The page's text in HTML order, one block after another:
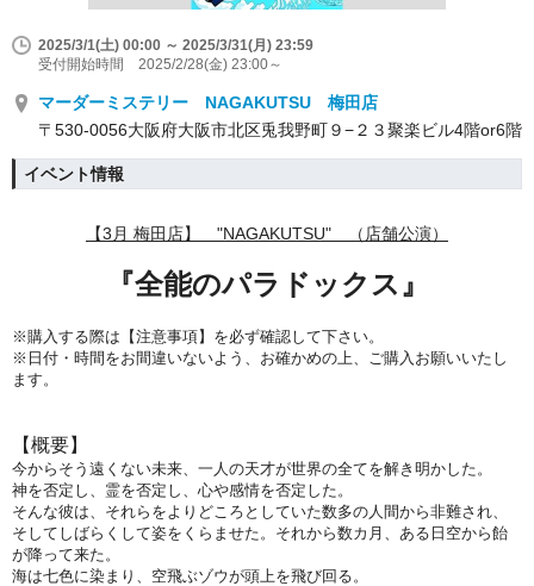
2025/3/1(土) 00:00 ～ 2025/3/31(月) 23:59
受付開始時間 2025/2/28(金) 23:00～
マーダーミステリー NAGAKUTSU 梅田店
〒530-0056大阪府大阪市北区兎我野町９−２３聚楽ビル4階or6階
イベント情報
【3月 梅田店】 "NAGAKUTSU" （店舗公演）
『全能のパラドックス』
※購入する際は【注意事項】を必ず確認して下さい。
※日付・時間をお間違いないよう、 お確かめの上、ご購入お願いいたし
ます。
【概要】
今からそう遠くない未来、一人の天才が世界の全てを解き明かした。
神を否定し、霊を否定し、心や感情を否定した。
そんな彼は、それらをよりどころとしていた数多の人間から非難され、
そしてしばらくして姿をくらませた。それから数カ月、ある日空から飴
が降って来た。
海は七色に染まり、空飛ぶゾウが頭上を飛び回る。